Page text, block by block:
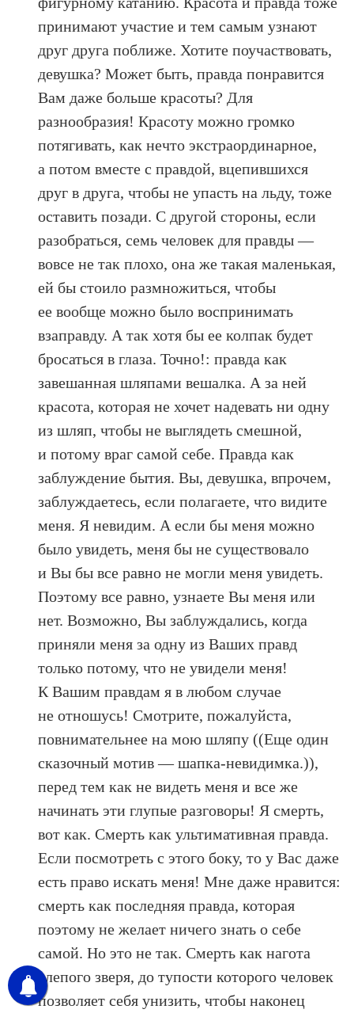
принимают участие и тем самым узнают
друг друга поближе. Хотите поучаствовать,
девушка? Может быть, правда понравится
Вам даже больше красоты? Для
разнообразия! Красоту можно громко
потягивать, как нечто экстраординарное,
а потом вместе с правдой, вцепившихся
друг в друга, чтобы не упасть на льду, тоже
оставить позади. С другой стороны, если
разобраться, семь человек для правды —
вовсе не так плохо, она же такая маленькая,
ей бы стоило размножиться, чтобы
ее вообще можно было воспринимать
взаправду. А так хотя бы ее колпак будет
бросаться в глаза. Точно!: правда как
завешанная шляпами вешалка. А за ней
красота, которая не хочет надевать ни одну
из шляп, чтобы не выглядеть смешной,
и потому враг самой себе. Правда как
заблуждение бытия. Вы, девушка, впрочем,
заблуждаетесь, если полагаете, что видите
меня. Я невидим. А если бы меня можно
было увидеть, меня бы не существовало
и Вы бы все равно не могли меня увидеть.
Поэтому все равно, узнаете Вы меня или
нет. Возможно, Вы заблуждались, когда
приняли меня за одну из Ваших правд
только потому, что не увидели меня!
К Вашим правдам я в любом случае
не отношусь! Смотрите, пожалуйста,
повнимательнее на мою шляпу ((Еще один
сказочный мотив — шапка-невидимка.)),
перед тем как не видеть меня и все же
начинать эти глупые разговоры! Я смерть,
вот как. Смерть как ультимативная правда.
Если посмотреть с этого боку, то у Вас даже
есть право искать меня! Мне даже нравится:
смерть как последняя правда, которая
поэтому не желает ничего знать о себе
самой. Но это не так. Смерть как нагота
слепого зверя, до тупости которого человек
позволяет себя унизить, чтобы наконец